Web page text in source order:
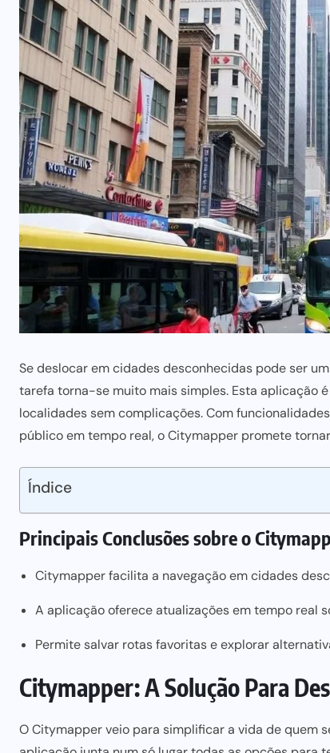
Se deslocar em cidades desconhecidas pode ser
tarefa torna-se muito mais simples. Esta aplicação
localidades sem complicações. Com
público em tempo real, o Citymapper promete
Índice
Principais Conclusões sobre o
Citymapper facilita a navegação em cidades
A aplicação oferece atualizações em tempo real
Permite salvar rotas favoritas e explorar
Citymapper: A Solução Para
OCitymapperveio para simplificar a vida de quem